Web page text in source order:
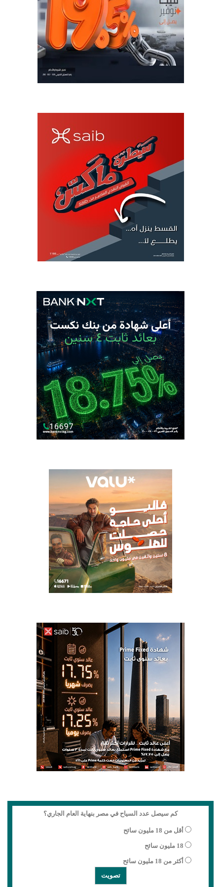
كم سيصل عدد السياح في مصر بنهاية العام الجاري؟
أقل من 18 مليون سائح
18 مليون سائح
أكثر من 18 مليون سائح